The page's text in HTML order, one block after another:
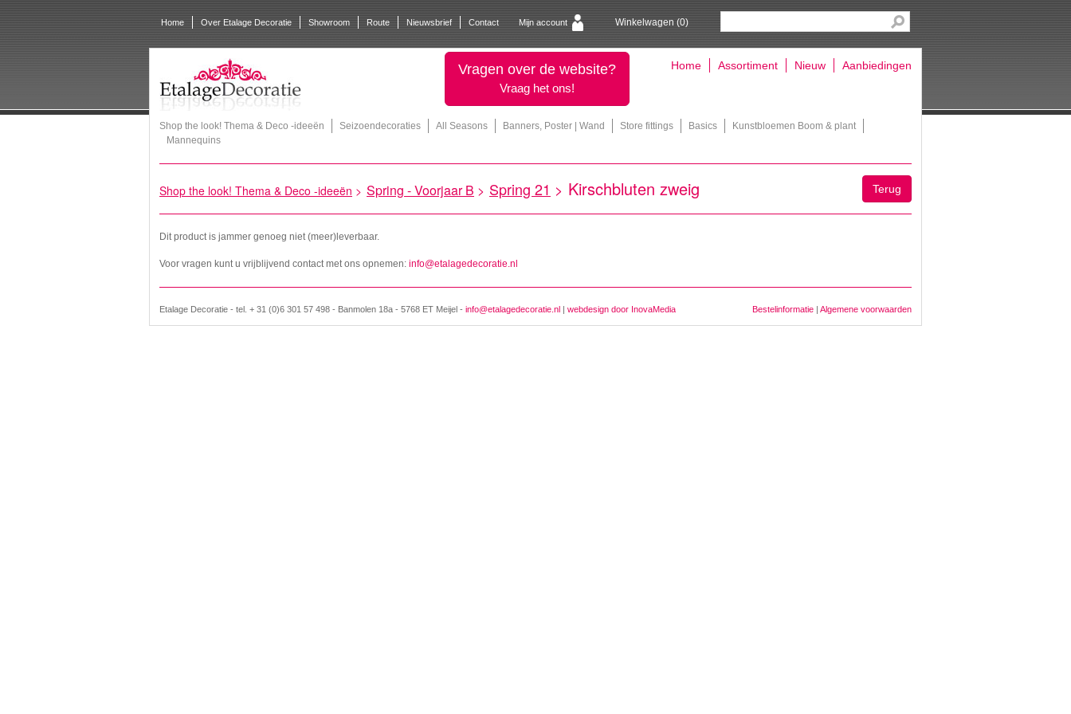
Home Over Etalage Decoratie Showroom Route Nieuwsbrief Contact Winkelwagen (0)
Mijn account
Vragen over de website?
Vraag het ons!
Home Assortiment Nieuw Aanbiedingen
Shop the look! Thema & Deco -ideeën Seizoendecoraties All Seasons Banners, Poster | Wand Store fittings Basics
Kunstbloemen Boom & plant
Mannequins
Shop the look! Thema & Deco -ideeën > Spring - Voorjaar B > Spring 21 > Kirschbluten zweig Terug
Dit product is jammer genoeg niet (meer)leverbaar.
Voor vragen kunt u vrijblijvend contact met ons opnemen: info@etalagedecoratie.nl
Etalage Decoratie - tel. + 31 (0)6 301 57 498 - Banmolen 18a - 5768 ET Meijel - info@etalagedecoratie.nl | webdesign door InovaMedia Bestelinformatie | Algemene voorwaarden